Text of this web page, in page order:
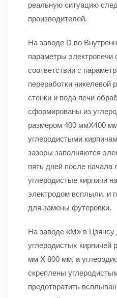
реальную ситуацию
производителей.
На заводе D во
параметры электропечи
соответствии с
переработки
стенки и пода печи
сформированы из
размером 400 ммX400
углеродистыми
зазоры заполняются
пять дней после начала
углеродистые кирпичи
электродом всплыли, и
для замены футеровки.
На заводе «М» в Цзянсу
углеродистых кирпичей
мм X 800 мм, а
скреплены
предотвратить